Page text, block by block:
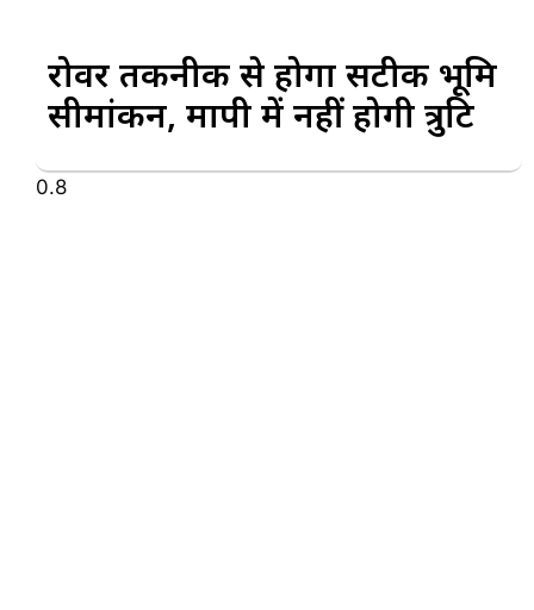
रोवर तकनीक से होगा सटीक भूमि
सीमांकन, मापी में नहीं होगी त्रुटि